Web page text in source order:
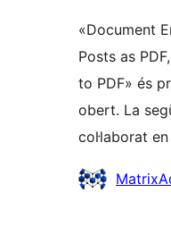
«Document
Posts as
to PDF» és
obert. La
col·laborat